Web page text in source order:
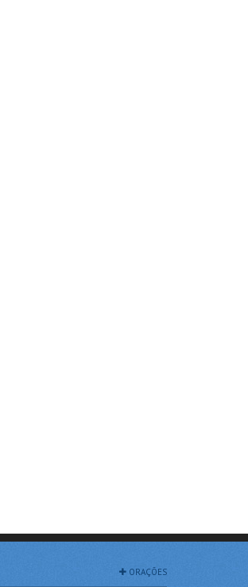
ORAÇÕES